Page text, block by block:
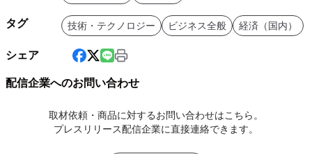
タグ 技術・テクノロジー ビジネス全般 経済（国内）
シェア
配信企業へのお問い合わせ
取材依頼・商品に対するお問い合わせはこちら。
プレスリリース配信企業に直接連絡できます。